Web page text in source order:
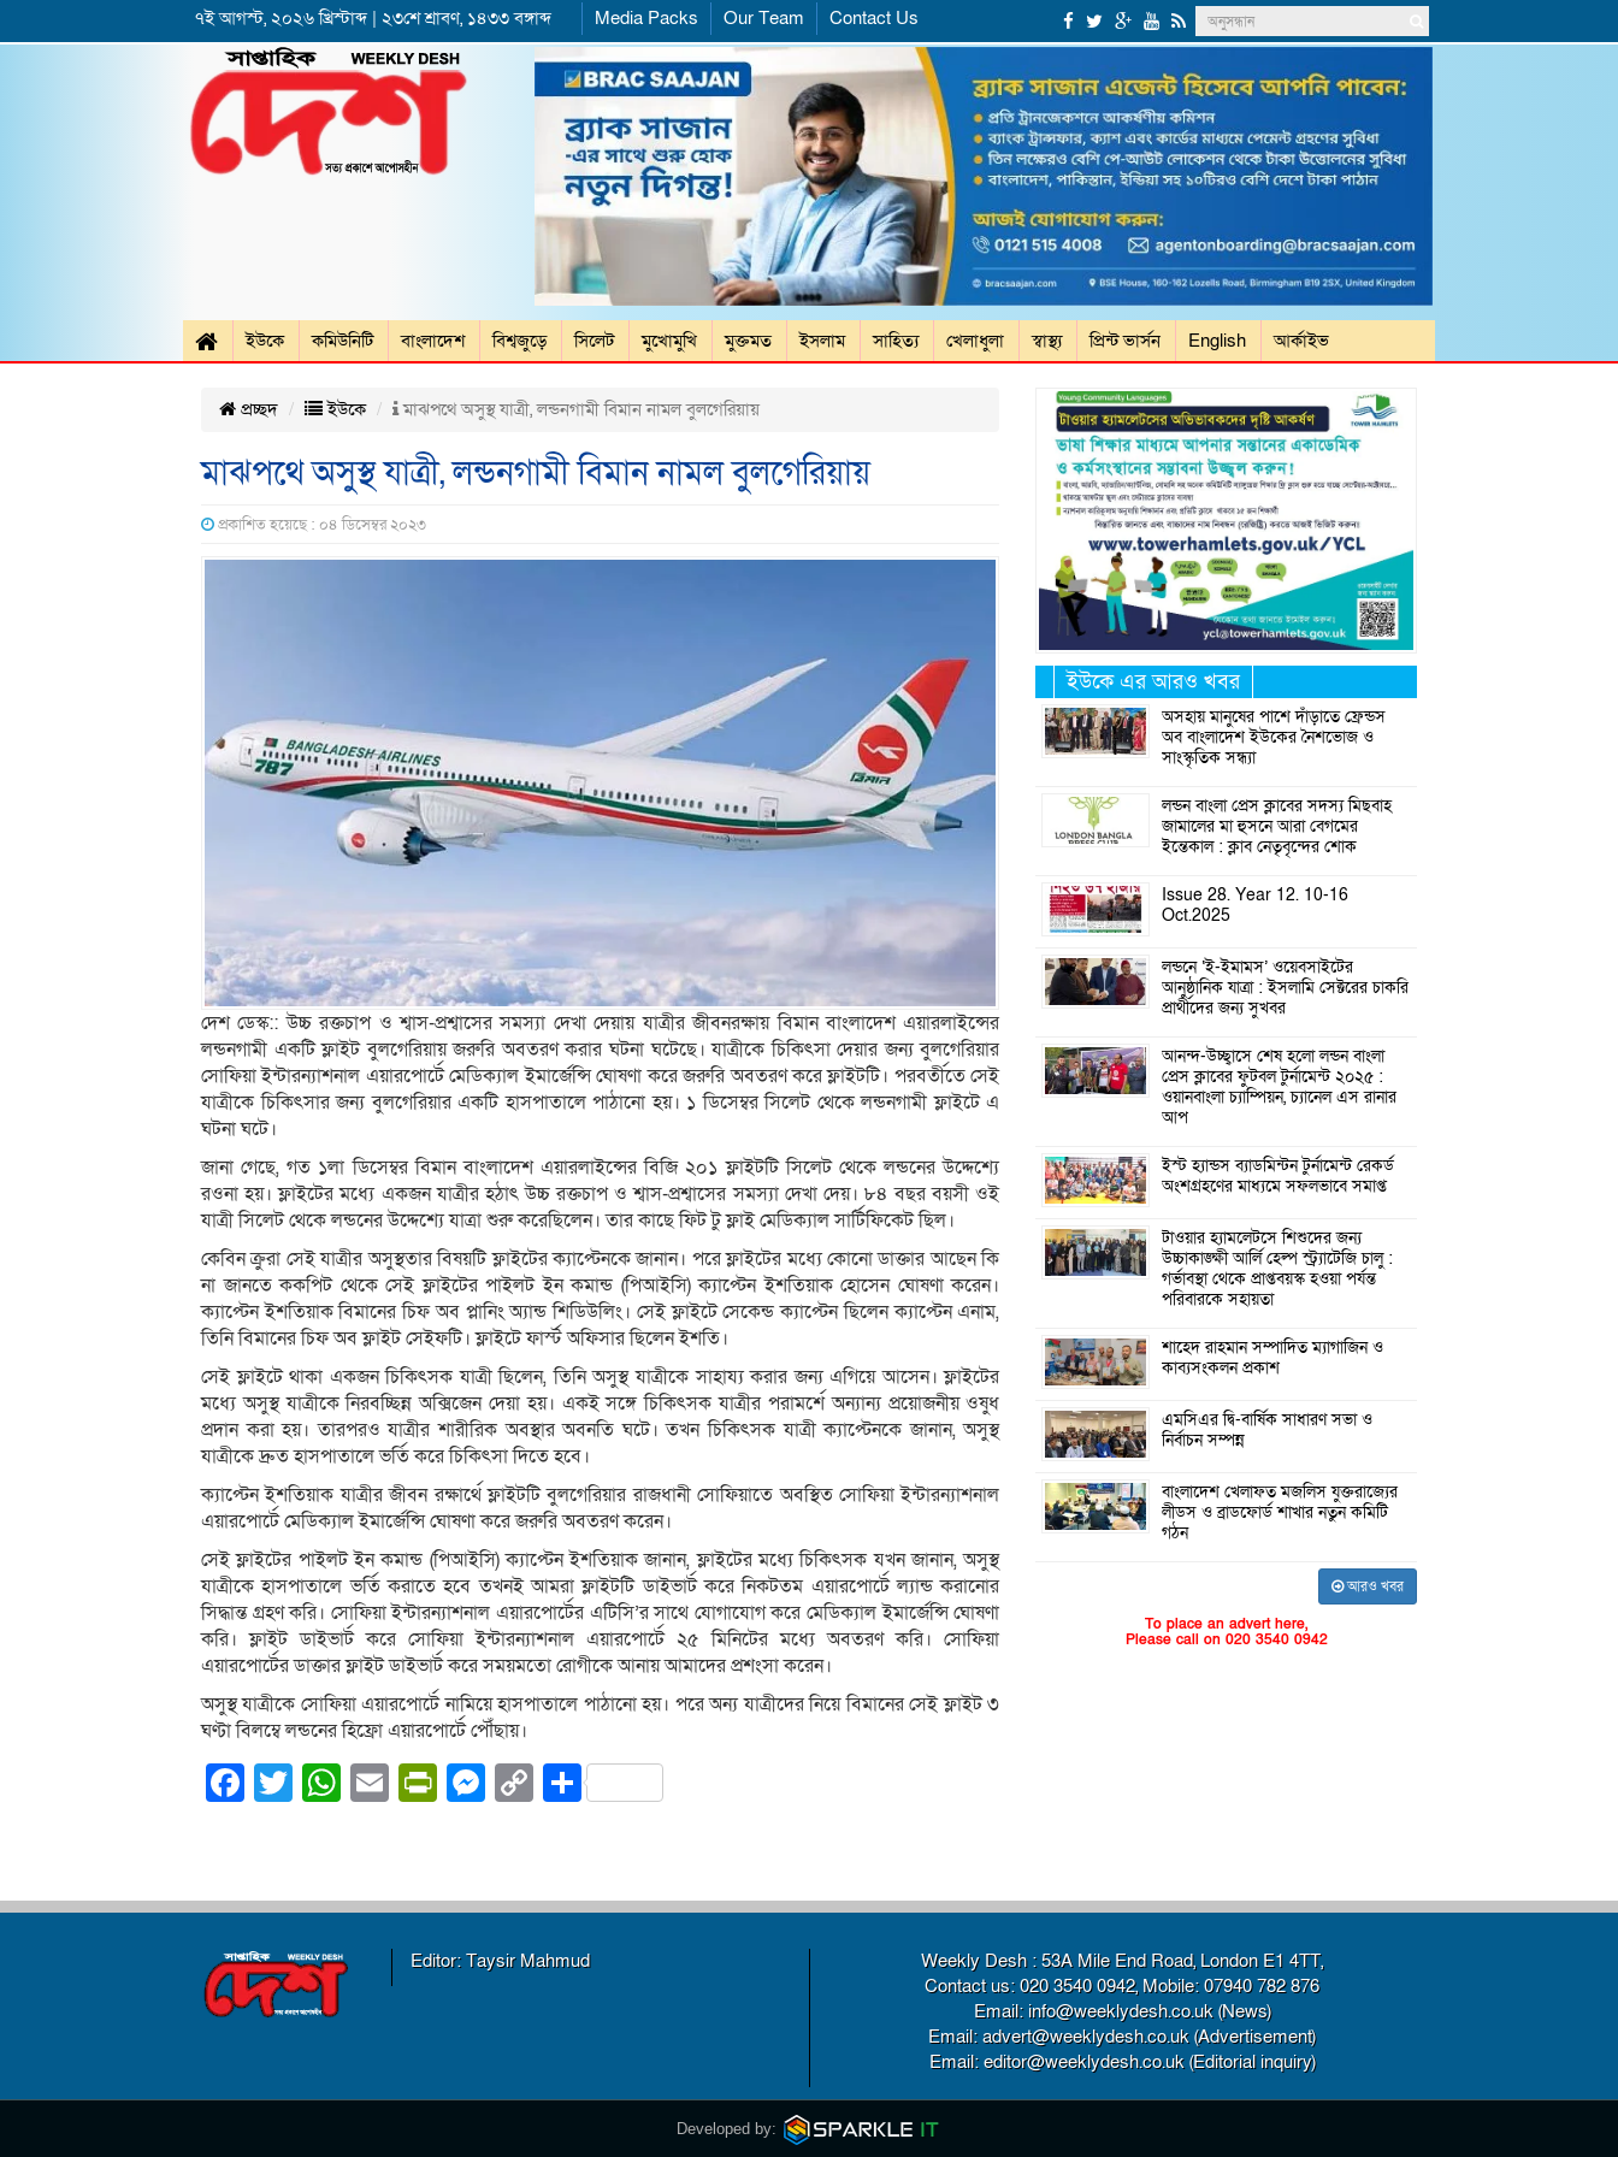
৭ই আগস্ট, ২০২৬ খ্রিস্টাব্দ | ২৩শে শ্রাবণ, ১৪৩৩ বঙ্গাব্দ Media Packs Our Team Contact Us
ইউকে কমিউনিটি বাংলাদেশ বিশ্বজুড়ে সিলেট মুখোমুখি মুক্তমত ইসলাম সাহিত্য খেলাধুলা স্বাস্থ্য প্রিন্ট ভার্সন English আর্কাইভ
প্রচ্ছদ ইউকে মাঝপথে অসুস্থ যাত্রী, লন্ডনগামী বিমান নামল বুলগেরিয়ায়
মাঝপথে অসুস্থ যাত্রী, লন্ডনগামী বিমান নামল বুলগেরিয়ায়
প্রকাশিত হয়েছে : ০৪ ডিসেম্বর ২০২৩
দেশ ডেস্ক:: উচ্চ রক্তচাপ ও শ্বাস-প্রশ্বাসের সমস্যা দেখা দেয়ায় যাত্রীর জীবনরক্ষায় বিমান বাংলাদেশ এয়ারলাইন্সের
লন্ডনগামী একটি ফ্লাইট বুলগেরিয়ায় জরুরি অবতরণ করার ঘটনা ঘটেছে। যাত্রীকে চিকিৎসা দেয়ার জন্য বুলগেরিয়ার
সোফিয়া ইন্টারন্যাশনাল এয়ারপোর্টে মেডিক্যাল ইমার্জেন্সি ঘোষণা করে জরুরি অবতরণ করে ফ্লাইটটি। পরবর্তীতে সেই
যাত্রীকে চিকিৎসার জন্য বুলগেরিয়ার একটি হাসপাতালে পাঠানো হয়। ১ ডিসেম্বর সিলেট থেকে লন্ডনগামী ফ্লাইটে এ
ঘটনা ঘটে।
জানা গেছে, গত ১লা ডিসেম্বর বিমান বাংলাদেশ এয়ারলাইন্সের বিজি ২০১ ফ্লাইটটি সিলেট থেকে লন্ডনের উদ্দেশ্যে
রওনা হয়। ফ্লাইটের মধ্যে একজন যাত্রীর হঠাৎ উচ্চ রক্তচাপ ও শ্বাস-প্রশ্বাসের সমস্যা দেখা দেয়। ৮৪ বছর বয়সী ওই
যাত্রী সিলেট থেকে লন্ডনের উদ্দেশ্যে যাত্রা শুরু করেছিলেন। তার কাছে ফিট টু ফ্লাই মেডিক্যাল সার্টিফিকেট ছিল।
কেবিন ক্রুরা সেই যাত্রীর অসুস্থতার বিষয়টি ফ্লাইটের ক্যাপ্টেনকে জানান। পরে ফ্লাইটের মধ্যে কোনো ডাক্তার আছেন কি
না জানতে ককপিট থেকে সেই ফ্লাইটের পাইলট ইন কমান্ড (পিআইসি) ক্যাপ্টেন ইশতিয়াক হোসেন ঘোষণা করেন।
ক্যাপ্টেন ইশতিয়াক বিমানের চিফ অব প্লানিং অ্যান্ড শিডিউলিং। সেই ফ্লাইটে সেকেন্ড ক্যাপ্টেন ছিলেন ক্যাপ্টেন এনাম,
তিনি বিমানের চিফ অব ফ্লাইট সেইফটি। ফ্লাইটে ফার্স্ট অফিসার ছিলেন ইশতি।
সেই ফ্লাইটে থাকা একজন চিকিৎসক যাত্রী ছিলেন, তিনি অসুস্থ যাত্রীকে সাহায্য করার জন্য এগিয়ে আসেন। ফ্লাইটের
মধ্যে অসুস্থ যাত্রীকে নিরবচ্ছিন্ন অক্সিজেন দেয়া হয়। একই সঙ্গে চিকিৎসক যাত্রীর পরামর্শে অন্যান্য প্রয়োজনীয় ওষুধ
প্রদান করা হয়। তারপরও যাত্রীর শারীরিক অবস্থার অবনতি ঘটে। তখন চিকিৎসক যাত্রী ক্যাপ্টেনকে জানান, অসুস্থ
যাত্রীকে দ্রুত হাসপাতালে ভর্তি করে চিকিৎসা দিতে হবে।
ক্যাপ্টেন ইশতিয়াক যাত্রীর জীবন রক্ষার্থে ফ্লাইটটি বুলগেরিয়ার রাজধানী সোফিয়াতে অবস্থিত সোফিয়া ইন্টারন্যাশনাল
এয়ারপোর্টে মেডিক্যাল ইমার্জেন্সি ঘোষণা করে জরুরি অবতরণ করেন।
সেই ফ্লাইটের পাইলট ইন কমান্ড (পিআইসি) ক্যাপ্টেন ইশতিয়াক জানান, ফ্লাইটের মধ্যে চিকিৎসক যখন জানান, অসুস্থ
যাত্রীকে হাসপাতালে ভর্তি করাতে হবে তখনই আমরা ফ্লাইটটি ডাইভার্ট করে নিকটতম এয়ারপোর্টে ল্যান্ড করানোর
সিদ্ধান্ত গ্রহণ করি। সোফিয়া ইন্টারন্যাশনাল এয়ারপোর্টের এটিসি’র সাথে যোগাযোগ করে মেডিক্যাল ইমার্জেন্সি ঘোষণা
করি। ফ্লাইট ডাইভার্ট করে সোফিয়া ইন্টারন্যাশনাল এয়ারপোর্টে ২৫ মিনিটের মধ্যে অবতরণ করি। সোফিয়া
এয়ারপোর্টের ডাক্তার ফ্লাইট ডাইভার্ট করে সময়মতো রোগীকে আনায় আমাদের প্রশংসা করেন।
অসুস্থ যাত্রীকে সোফিয়া এয়ারপোর্টে নামিয়ে হাসপাতালে পাঠানো হয়। পরে অন্য যাত্রীদের নিয়ে বিমানের সেই ফ্লাইট ৩
ঘণ্টা বিলম্বে লন্ডনের হিফ্রো এয়ারপোর্টে পৌঁছায়।
Facebook
Twitter
WhatsApp
EmailPrintFriendly
Messenger
CopyShare
ইউকে এর আরও খবর
অসহায় মানুষের পাশে দাঁড়াতে ফ্রেন্ডস
অব বাংলাদেশ ইউকের নৈশভোজ ও
সাংস্কৃতিক সন্ধ্যা
লন্ডন বাংলা প্রেস ক্লাবের সদস্য মিছবাহ
জামালের মা হুসনে আরা বেগমের
ইন্তেকাল : ক্লাব নেতৃবৃন্দের শোক
Issue 28. Year 12. 10-16
Oct.2025
লন্ডনে ‘ই-ইমামস’ ওয়েবসাইটের
আনুষ্ঠানিক যাত্রা : ইসলামি সেক্টরের চাকরি
প্রার্থীদের জন্য সুখবর
আনন্দ-উচ্ছ্বাসে শেষ হলো লন্ডন বাংলা
প্রেস ক্লাবের ফুটবল টুর্নামেন্ট ২০২৫ :
ওয়ানবাংলা চ্যাম্পিয়ন, চ্যানেল এস রানার
আপ
ইস্ট হ্যান্ডস ব্যাডমিন্টন টুর্নামেন্ট রেকর্ড
অংশগ্রহণের মাধ্যমে সফলভাবে সমাপ্ত
টাওয়ার হ্যামলেটসে শিশুদের জন্য
উচ্চাকাঙ্ক্ষী আর্লি হেল্প স্ট্র্যাটেজি চালু :
গর্ভাবস্থা থেকে প্রাপ্তবয়স্ক হওয়া পর্যন্ত
পরিবারকে সহায়তা
শাহেদ রাহমান সম্পাদিত ম্যাগাজিন ও
কাব্যসংকলন প্রকাশ
এমসিএর দ্বি-বার্ষিক সাধারণ সভা ও
নির্বাচন সম্পন্ন
বাংলাদেশ খেলাফত মজলিস যুক্তরাজ্যের
লীডস ও ব্রাডফোর্ড শাখার নতুন কমিটি
গঠন
আরও খবর
To place an advert here,
Please call on 020 3540 0942
Editor: Taysir Mahmud
Weekly Desh : 53A Mile End Road, London E1 4TT,
Contact us: 020 3540 0942, Mobile: 07940 782 876
Email: info@weeklydesh.co.uk (News)
Email: advert@weeklydesh.co.uk (Advertisement)
Email: editor@weeklydesh.co.uk (Editorial inquiry)
Developed by: